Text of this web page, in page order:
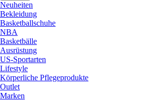
Neuheiten
Bekleidung
Basketballschuhe
NBA
Basketbälle
Ausrüstung
US-Sportarten
Lifestyle
Körperliche Pflegeprodukte
Outlet
Marken